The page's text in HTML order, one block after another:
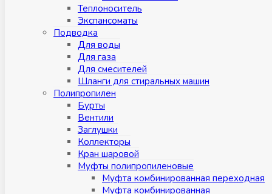
Теплоноситель
Экспансоматы
Подводка
Для воды
Для газа
Для смесителей
Шланги для стиральных машин
Полипропилен
Бурты
Вентили
Заглушки
Коллекторы
Кран шаровой
Муфты полипропиленовые
Муфта комбинированная переходная
Муфта комбинированная